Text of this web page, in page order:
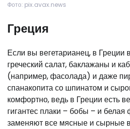
Фото: pix.avax.news
Греция
Если вы вегетарианец, в Греции
греческий салат, баклажаны и
(например, фасолада) и даже
спанакопита со шпинатом и
комфортно, ведь в Греции есть
гигантес плаки – бобы – и белая
заменяют все мясные и сырные